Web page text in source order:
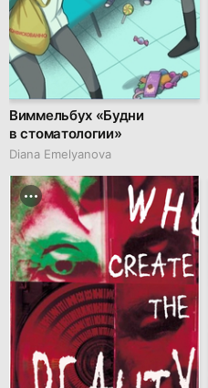
Виммельбух «Будни
в стоматологии»
Diana Emelyanova